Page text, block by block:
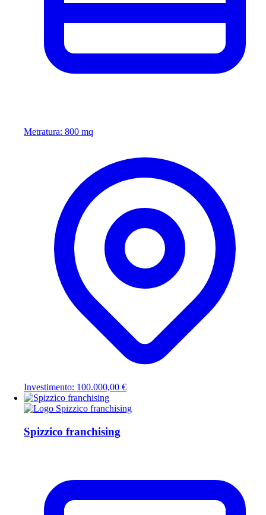
Metratura: 800 mq
Investimento: 100.000,00 €
Spizzico franchising